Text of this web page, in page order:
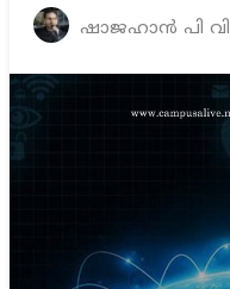
ഷാജഹാൻ പി വി